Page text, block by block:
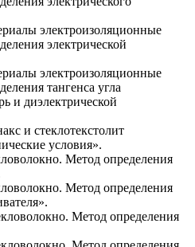
электроизоляционные
электрической
электроизоляционные
тангенса угла
и диэлектрической
и стеклотекстолит
условия».
Метод определения
Метод определения
Метод определения